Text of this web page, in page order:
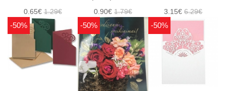
0.65€1.29€
0.90€ 1.79€
3.15€6.29€
-50% -50% -50%